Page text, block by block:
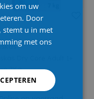
Dry Core Adult 1+
7Kg
om uw
Door
stemt u in met
met ons